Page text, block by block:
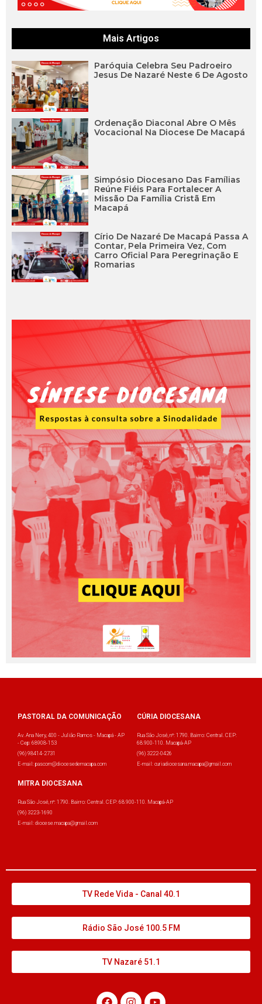
Mais Artigos
Paróquia Celebra Seu Padroeiro
Jesus De Nazaré Neste 6 De Agosto
Ordenação Diaconal Abre O Mês
Vocacional Na Diocese De Macapá
Simpósio Diocesano Das Famílias
Reúne Fiéis Para Fortalecer A
Missão Da Família Cristã Em
Macapá
Círio De Nazaré De Macapá Passa A
Contar, Pela Primeira Vez, Com
Carro Oficial Para Peregrinação E
Romarias
PASTORAL DA COMUNICAÇÃO
Av. Ana Nery, 400 - Julião Ramos - Macapá - AP
- Cep: 68908-153
(96) 98414-2731
E-mail: pascom@diocesedemacapa.com
CÚRIA DIOCESANA
Rua São José, nº: 1790. Bairro: Central. CEP:
68.900-110. Macapá-AP
(96) 3222-0426
E-mail: curiadiocesana.macapa@gmail.com
MITRA DIOCESANA
Rua São José, nº: 1790. Bairro: Central. CEP: 68.900-110. Macapá-AP
(96) 3223-1690
E-mail: diocese.macapa@gmail.com
TV Rede Vida - Canal 40.1
Rádio São José 100.5 FM
TV Nazaré 51.1